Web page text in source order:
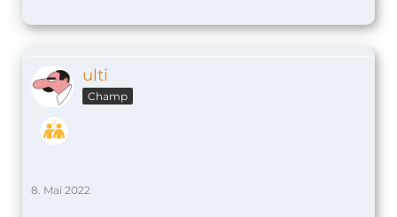
ulti
Champ
8. Mai 2022